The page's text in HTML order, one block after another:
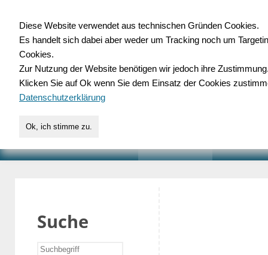
für Handwerk,
Suche
Diese Website verwendet aus technischen Gründen Cookies.
Es handelt sich dabei aber weder um Tracking noch um
Cookies.
Zur Nutzung der Website benötigen wir jedoch ihre
Klicken Sie auf Ok wenn Sie dem Einsatz der Cookies
Datenschutzerklärung
Ok, ich stimme zu.